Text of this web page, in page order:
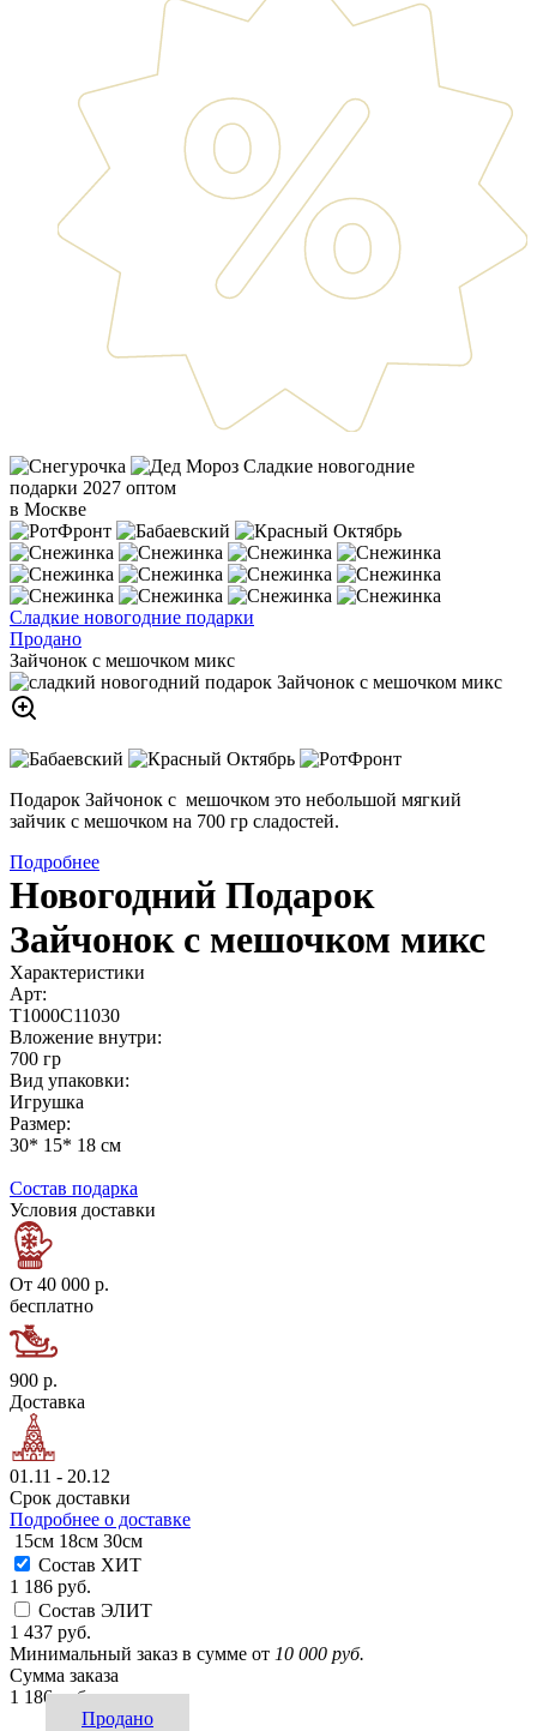
Сладкие новогодние
подарки 2027 оптом
в Москве
Сладкие новогодние подарки
Продано
Зайчонок с мешочком микс
Подарок Зайчонок с мешочком это небольшой мягкий
зайчик с мешочком на 700 гр сладостей.
Подробнее
Новогодний Подарок
Зайчонок с мешочком микс
Характеристики
Арт:
Т1000С11030
Вложение внутри:
700 гр
Вид упаковки:
Игрушка
Размер:
30* 15* 18 см
Состав подарка
Условия доставки
От 40 000 р.
бесплатно
900 р.
Доставка
01.11 - 20.12
Срок доставки
Подробнее о доставке
15см 18см 30см
Состав ХИТ
1 186 руб.
Состав ЭЛИТ
1 437 руб.
Минимальный заказ в сумме от 10 000 руб.
Сумма заказа
1 186 руб.
Продано